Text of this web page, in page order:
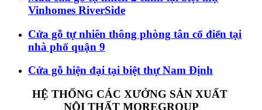
Vinhomes RiverSide
Cửa gỗ tự nhiên thông phòng tân cổ điển tại
nhà phố quận 9
Cửa gỗ hiện đại tại biệt thự Nam Định
HỆ THỐNG CÁC XƯỞNG SẢN XUẤT
NỘI THẤT MOREGROUP